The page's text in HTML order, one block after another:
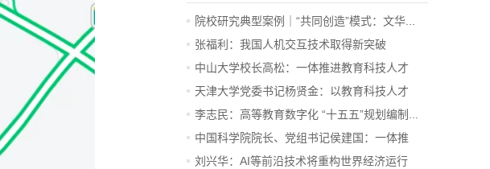
院校研究典型案例｜“共同创造”模式：文华...
张福利：我国人机交互技术取得新突破
中山大学校长高松：一体推进教育科技人才
发...
天津大学党委书记杨贤金：以教育科技人才
一...
李志民：高等教育数字化 “十五五”规划编制...
中国科学院院长、党组书记侯建国：一体推
进...
刘兴华：AI等前沿技术将重构世界经济运行